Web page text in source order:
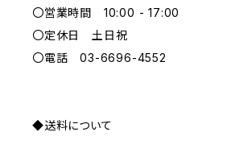
GRAY
〇営業時間 10:00 - 17:00
〇定休日 土日祝
〇電話 03-6696-4552
◆送料について